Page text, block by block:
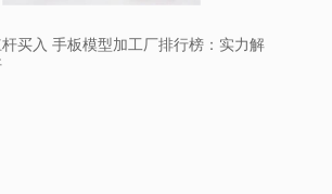
买入 手板模型加工厂排行榜：实力解